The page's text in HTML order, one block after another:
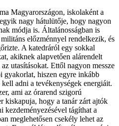
Magyarországon, iskolaként a
nagy hátulütője, hogy nagyon
módja is. Általánosságban is
előzménnyel rendelkezik, és
A katedráról egy sokkal
akiknek alapvetően alárendelt
utasításokat. Ettől nagyon messze
hiszen egyre inkább
adni a tevékenységek energiáit.
ami az órarend szigorú
kiskapuja, hogy a tanár zárt ajtók
kezdeményezésével tágíthat a
meglehetősen csekély lehet az